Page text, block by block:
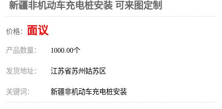
新疆非机动车充电桩安装 可来图定制
价格： 面议
产品数量： 1000.00个
发货地址： 江苏省苏州姑苏区
关键词： 新疆非机动车充电桩安装